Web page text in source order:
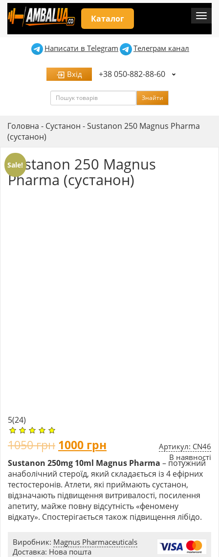
Каталог
Написати в Telegram Телеграм канал
Вхід +38 050-882-88-60
Пошук Знайти
Головна - Сустанон -Sustanon 250 Magnus Pharma
(сустанон)
Sustanon 250 Magnus
Pharma (сустанон)
Sale!
5(24)
Артикул: CN46
В наявності
1050грн 1000 грн
Sustanon 250mg 10ml Magnus Pharma – потужний
анаболічний стероїд, який складається із 4 ефірних
тестостеронів. Атлети, які приймають сустанон,
відзначають підвищення витривалості, посилення
апетиту, майже повну відсутність «феномену
відкату». Спостерігається також підвищення лібідо.
Виробник: Magnus Pharmaceuticals
Доставка: Нова пошта